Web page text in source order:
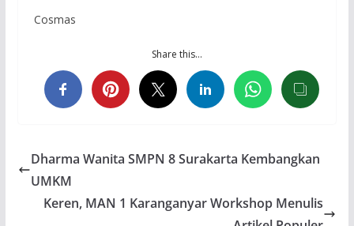
Cosmas
Share this…
Dharma Wanita SMPN 8 Surakarta Kembangkan
UMKM
Keren, MAN 1 Karanganyar Workshop Menulis